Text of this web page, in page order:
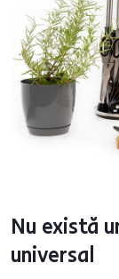
Nu există
universal